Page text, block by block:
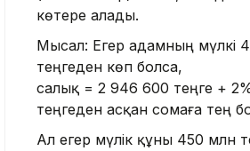
көтере алады.
Мысал: Егер адамның мүлкі
теңгеден көп болса,
салық = 2 946 600 теңге +
теңгеден асқан сомаға тең
Ал егер мүлік құны 450 млн